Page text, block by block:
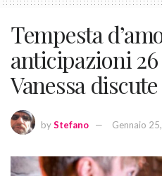
Tempesta
anticipazioni
Vanessa
byStefano Gennaio